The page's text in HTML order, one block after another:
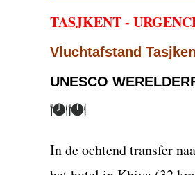
TASJKENT -
Vluchtafstand
UNESCO
In de ochtend transfer